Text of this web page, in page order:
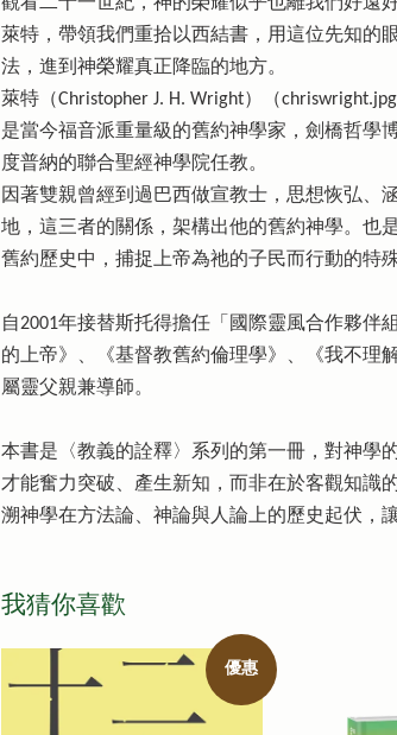
萊特，帶領我們重拾以西結書，用這位先知的
法，進到神榮耀真正降臨的地方。
萊特（Christopher J. H. Wright）（chriswright.jpg
是當今福音派重量級的舊約神學家，劍橋哲學
度普納的聯合聖經神學院任教。
因著雙親曾經到過巴西做宣教士，思想恢弘、
地，這三者的關係，架構出他的舊約神學。也
舊約歷史中，捕捉上帝為祂的子民而行動的特殊
自2001年接替斯托得擔任「國際靈風合作夥
的上帝》、《基督教舊約倫理學》、《我不理
屬靈父親兼導師。
本書是〈教義的詮釋〉系列的第一冊，對神學
才能奮力突破、產生新知，而非在於客觀知識
溯神學在方法論、神論與人論上的歷史起伏，
我猜你喜歡
優惠